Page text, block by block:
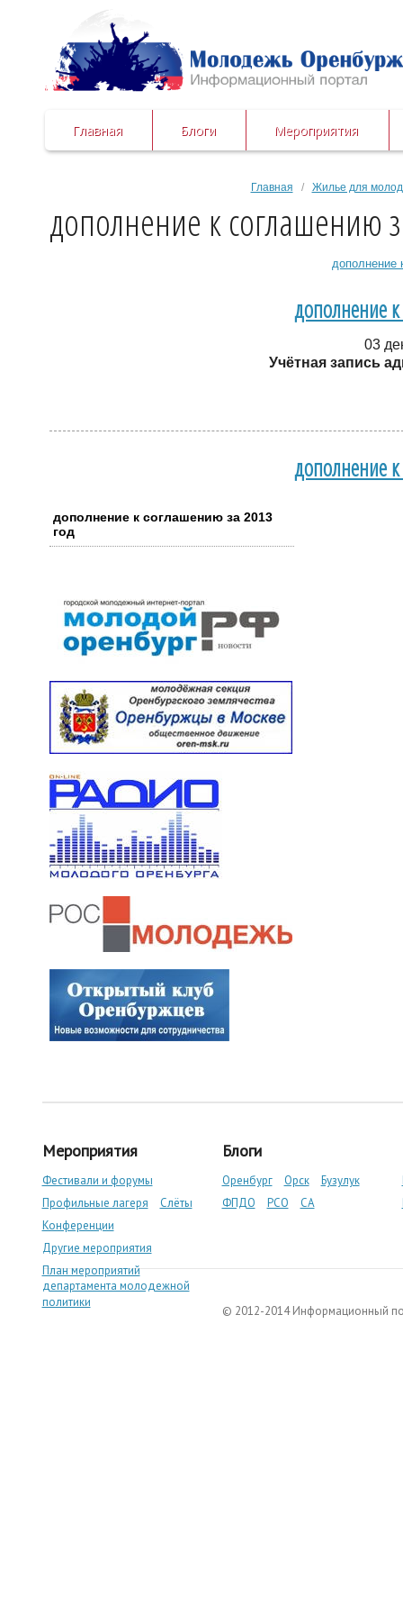
Главная Блоги Мероприятия
Главная / Жилье для
дополнение к соглашению
дополнение
дополнение
03
Учётная запись
дополнение
дополнение к соглашению за 2013
год
Мероприятия
Фестивали и форумы
Профильные лагеря
Слёты
Конференции
Другие мероприятия
План мероприятий
департамента молодежной
политики
Блоги
Оренбург Орск
Бузулук
ФПДО
РСО СА
© 2012-2014 Информационный